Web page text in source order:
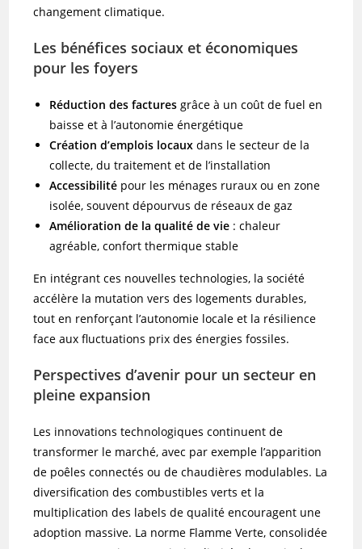
changement climatique.
Les bénéfices sociaux et économiques
pour les foyers
Réduction des factures grâce à un coût de fuel en
baisse et à l’autonomie énergétique
Création d’emplois locaux dans le secteur de la
collecte, du traitement et de l’installation
Accessibilité pour les ménages ruraux ou en zone
isolée, souvent dépourvus de réseaux de gaz
Amélioration de la qualité de vie : chaleur
agréable, confort thermique stable
En intégrant ces nouvelles technologies, la société
accélère la mutation vers des logements durables,
tout en renforçant l’autonomie locale et la résilience
face aux fluctuations prix des énergies fossiles.
Perspectives d’avenir pour un secteur en
pleine expansion
Les innovations technologiques continuent de
transformer le marché, avec par exemple l’apparition
de poêles connectés ou de chaudières modulables. La
diversification des combustibles verts et la
multiplication des labels de qualité encouragent une
adoption massive. La norme Flamme Verte, consolidée